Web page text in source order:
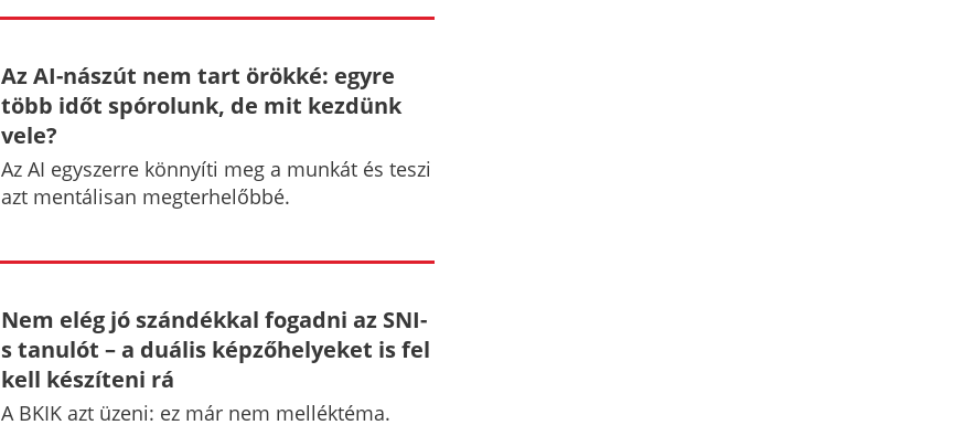
Az AI-nászút nem tart örökké: egyre
több időt spórolunk, de mit kezdünk
vele?
Az AI egyszerre könnyíti meg a munkát és teszi
azt mentálisan megterhelőbbé.
Nem elég jó szándékkal fogadni az SNI-
s tanulót – a duális képzőhelyeket is fel
kell készíteni rá
A BKIK azt üzeni: ez már nem melléktéma.